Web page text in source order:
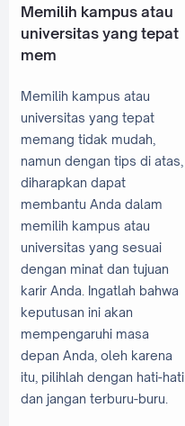
Memilih kampus atau
universitas yang tepat
mem
Memilih kampus atau
universitas yang tepat
memang tidak mudah,
namun dengan tips di atas,
diharapkan dapat
membantu Anda dalam
memilih kampus atau
universitas yang sesuai
dengan minat dan tujuan
karir Anda. Ingatlah bahwa
keputusan ini akan
mempengaruhi masa
depan Anda, oleh karena
itu, pilihlah dengan hati-hati
dan jangan terburu-buru.